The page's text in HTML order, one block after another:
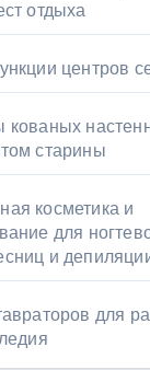
отдыха
центров
кованых
старины
косметика и
для
и
для